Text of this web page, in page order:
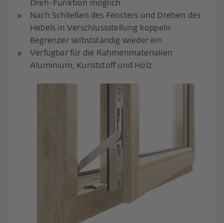
Dreh-Funktion möglich
Nach Schließen des Fensters und Drehen des
Hebels in Verschlussstellung koppeln
Begrenzer selbstständig wieder ein
Verfügbar für die Rahmenmaterialien
Aluminium, Kunststoff und Holz